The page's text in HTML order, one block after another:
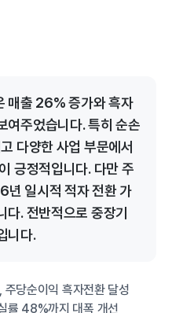
매출 26% 증가와 흑자
여주었습니다. 특히 순손
다양한 사업 부문에서
긍정적입니다. 다만 주
년 일시적 적자 전환 가
. 전반적으로 중장기
니다.
당순이익 흑자전환 달성
률 48%까지 대폭 개선